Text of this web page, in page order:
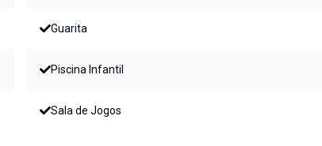
Guarita
Piscina Infantil
Sala de Jogos